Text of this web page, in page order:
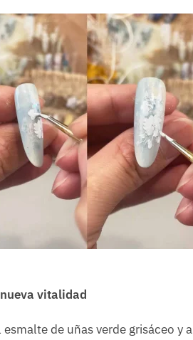
vitalidad
de uñas verde grisáceo